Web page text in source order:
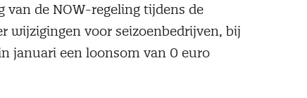
van de NOW-regeling tijdens de
wijzigingen voor seizoenbedrijven, bij
januari een loonsom van 0 euro